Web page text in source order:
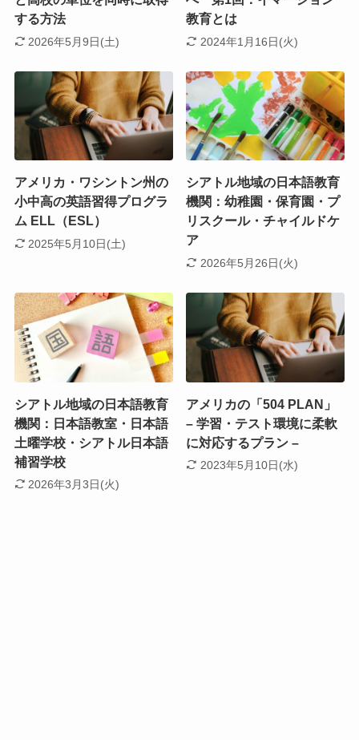
する方法
2026年5月9日(土)
教育とは
2024年1月16日(火)
アメリカ・ワシントン州の
小中高の英語習得プログラ
ム ELL（ESL）
2025年5月10日(土)
シアトル地域の日本語教育
機関：幼稚園・保育園・プ
リスクール・チャイルドケ
ア
2026年5月26日(火)
シアトル地域の日本語教育
機関：日本語教室・日本語
土曜学校・シアトル日本語
補習学校
2026年3月3日(火)
アメリカの「504 PLAN」
– 学習・テスト環境に柔軟
に対応するプラン –
2023年5月10日(水)